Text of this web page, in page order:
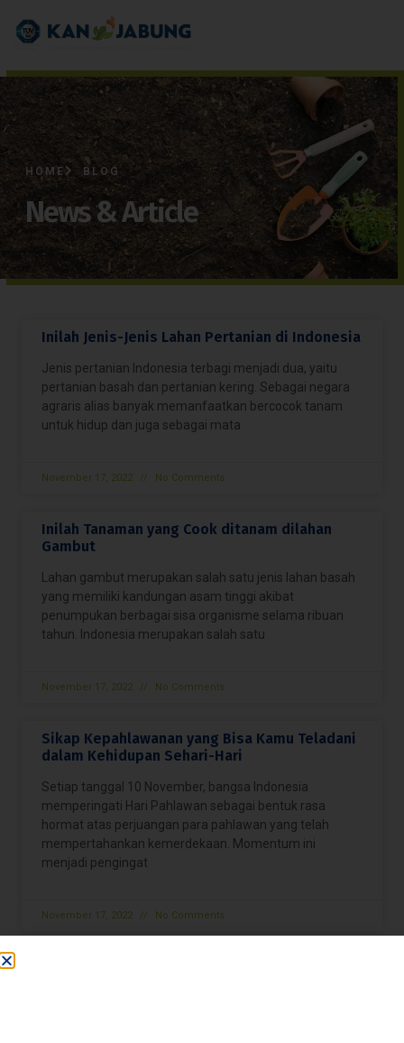
HOME BLOG
News & Article
Inilah Jenis-Jenis Lahan Pertanian di Indonesia
Jenis pertanian Indonesia terbagi menjadi dua, yaitu
pertanian basah dan pertanian kering. Sebagai negara
agraris alias banyak memanfaatkan bercocok tanam
untuk hidup dan juga sebagai mata
November 17, 2022 No Comments
Inilah Tanaman yang Cook ditanam dilahan
Gambut
Lahan gambut merupakan salah satu jenis lahan basah
yang memiliki kandungan asam tinggi akibat
penumpukan berbagai sisa organisme selama ribuan
tahun. Indonesia merupakan salah satu
November 17, 2022 No Comments
Sikap Kepahlawanan yang Bisa Kamu Teladani
dalam Kehidupan Sehari-Hari
Setiap tanggal 10 November, bangsa Indonesia
memperingati Hari Pahlawan sebagai bentuk rasa
hormat atas perjuangan para pahlawan yang telah
mempertahankan kemerdekaan. Momentum ini
menjadi pengingat
November 17, 2022 No Comments